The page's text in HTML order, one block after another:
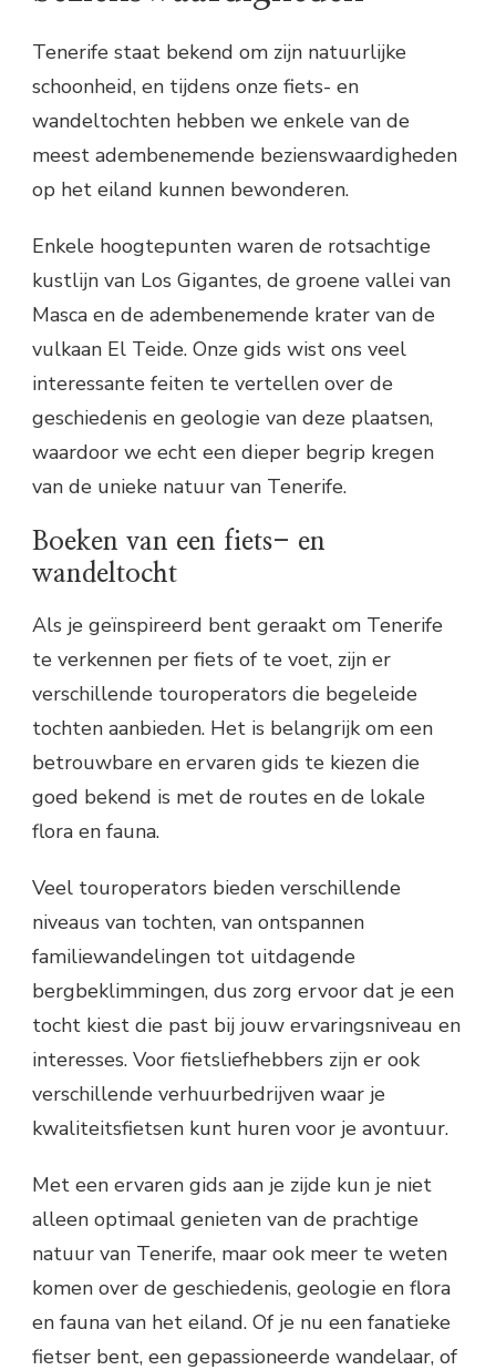
Tenerife staat bekend om zijn natuurlijke
schoonheid, en tijdens onze fiets- en
wandeltochten hebben we enkele van de
meest adembenemende bezienswaardigheden
op het eiland kunnen bewonderen.
Enkele hoogtepunten waren de rotsachtige
kustlijn van Los Gigantes, de groene vallei van
Masca en de adembenemende krater van de
vulkaan El Teide. Onze gids wist ons veel
interessante feiten te vertellen over de
geschiedenis en geologie van deze plaatsen,
waardoor we echt een dieper begrip kregen
van de unieke natuur van Tenerife.
Boeken van een fiets- en
wandeltocht
Als je geïnspireerd bent geraakt om Tenerife
te verkennen per fiets of te voet, zijn er
verschillende touroperators die begeleide
tochten aanbieden. Het is belangrijk om een
betrouwbare en ervaren gids te kiezen die
goed bekend is met de routes en de lokale
flora en fauna.
Veel touroperators bieden verschillende
niveaus van tochten, van ontspannen
familiewandelingen tot uitdagende
bergbeklimmingen, dus zorg ervoor dat je een
tocht kiest die past bij jouw ervaringsniveau en
interesses. Voor fietsliefhebbers zijn er ook
verschillende verhuurbedrijven waar je
kwaliteitsfietsen kunt huren voor je avontuur.
Met een ervaren gids aan je zijde kun je niet
alleen optimaal genieten van de prachtige
natuur van Tenerife, maar ook meer te weten
komen over de geschiedenis, geologie en flora
en fauna van het eiland. Of je nu een fanatieke
fietser bent, een gepassioneerde wandelaar, of